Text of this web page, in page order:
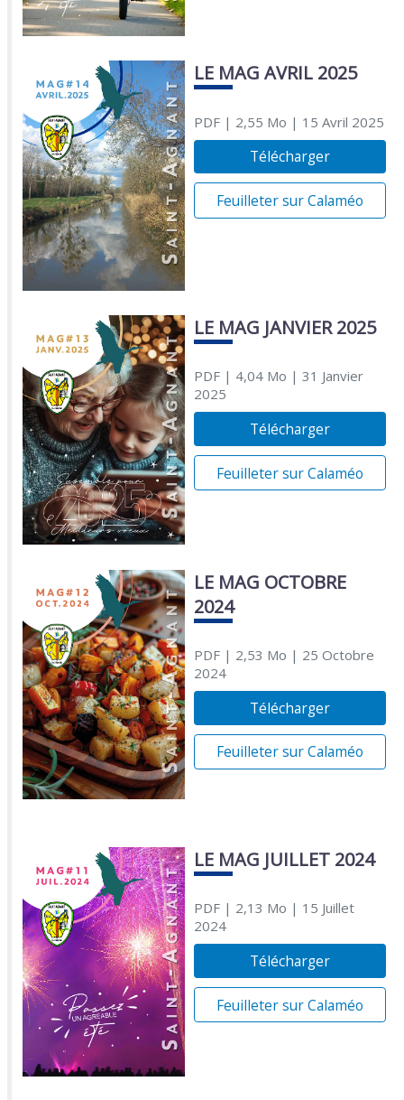
LE MAG AVRIL 2025
PDF| 2,55 Mo | 15 Avril 2025
Télécharger
Feuilleter sur Calaméo
LE MAG JANVIER 2025
PDF| 4,04 Mo | 31 Janvier
2025
Télécharger
Feuilleter sur Calaméo
LE MAG OCTOBRE
2024
PDF| 2,53 Mo | 25 Octobre
2024
Télécharger
Feuilleter sur Calaméo
LE MAG JUILLET 2024
PDF| 2,13 Mo | 15 Juillet
2024
Télécharger
Feuilleter sur Calaméo